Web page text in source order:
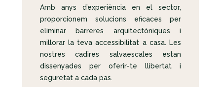
Amb anys d’experiència en el sector,
proporcionem solucions eficaces per
eliminar barreres arquitectòniques i
millorar la teva accessibilitat a casa. Les
nostres cadires salvaescales estan
dissenyades per oferir-te llibertat i
seguretat a cada pas.